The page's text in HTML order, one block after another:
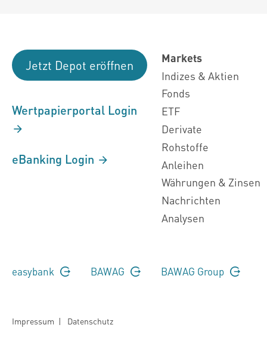
Jetzt Depot eröffnen
Wertpapierportal Login
eBanking Login
Markets
Indizes & Aktien
Fonds
ETF
Derivate
Rohstoffe
Anleihen
Währungen & Zinsen
Nachrichten
Analysen
easybank BAWAG BAWAG Group
Impressum | Datenschutz